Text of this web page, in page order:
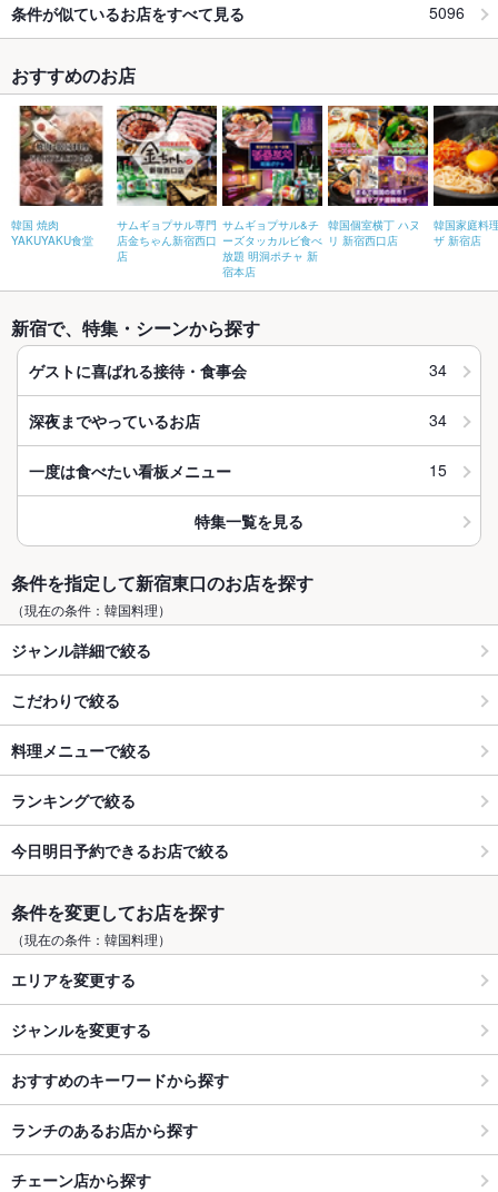
条件が似ているお店をすべて見る 5096
おすすめのお店
韓国 焼肉
YAKUYAKU食堂
サムギョプサル専門
店金ちゃん新宿西口
店
サムギョプサル&チ
ーズタッカルビ食べ
放題 明洞ポチャ 新
宿本店
韓国個室横丁 ハヌ
リ 新宿西口店
韓国家庭料
ザ 新宿店
新宿で、特集・シーンから探す
ゲストに喜ばれる接待・食事会 34
深夜までやっているお店 34
一度は食べたい看板メニュー 15
特集一覧を見る
条件を指定して新宿東口のお店を探す
（現在の条件：韓国料理）
ジャンル詳細で絞る
こだわりで絞る
料理メニューで絞る
ランキングで絞る
今日明日予約できるお店で絞る
条件を変更してお店を探す
（現在の条件：韓国料理）
エリアを変更する
ジャンルを変更する
おすすめのキーワードから探す
ランチのあるお店から探す
チェーン店から探す